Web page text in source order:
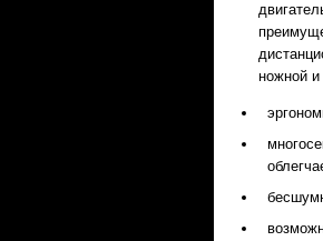
ножной